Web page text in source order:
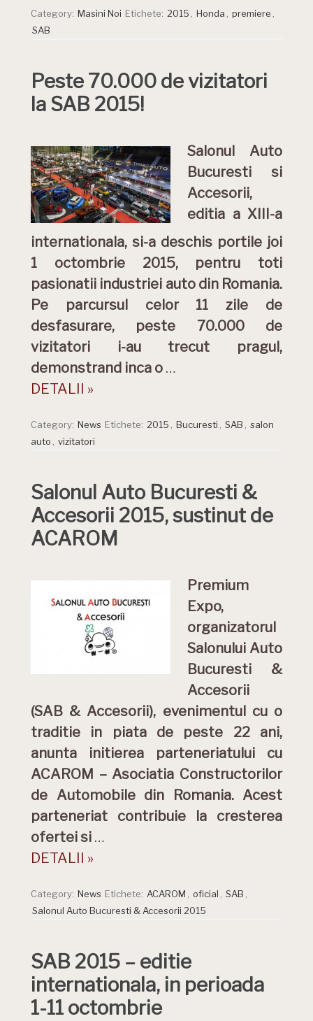
Category: Masini Noi Etichete: 2015 Honda premiere
SAB
Peste 70.000 de vizitatori
la SAB 2015!
Salonul Auto
Bucuresti si
Accesorii,
editia a XIII-a
internationala, si-a deschis portile joi
1 octombrie 2015, pentru toti
pasionatii industriei auto din Romania.
Pe parcursul celor 11 zile de
desfasurare, peste 70.000 de
vizitatori i-au trecut pragul,
demonstrand inca o …
DETALII »
Category: News Etichete: 2015 , Bucuresti , SAB , salon
auto , vizitatori
Salonul Auto Bucuresti &
Accesorii 2015, sustinut de
ACAROM
Premium
Expo,
organizatorul
Salonului Auto
Bucuresti &
Accesorii
(SAB & Accesorii), evenimentul cu o
traditie in piata de peste 22 ani,
anunta initierea parteneriatului cu
ACAROM – Asociatia Constructorilor
de Automobile din Romania. Acest
parteneriat contribuie la cresterea
ofertei si …
DETALII »
Category: News Etichete: ACAROM , oficial , SAB ,
Salonul Auto Bucuresti & Accesorii 2015
SAB 2015 – editie
internationala, in perioada
1-11 octombrie